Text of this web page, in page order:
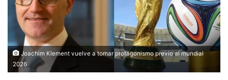
Joachim Klement vuelve a tomar protagonismo previo al mundial
2026